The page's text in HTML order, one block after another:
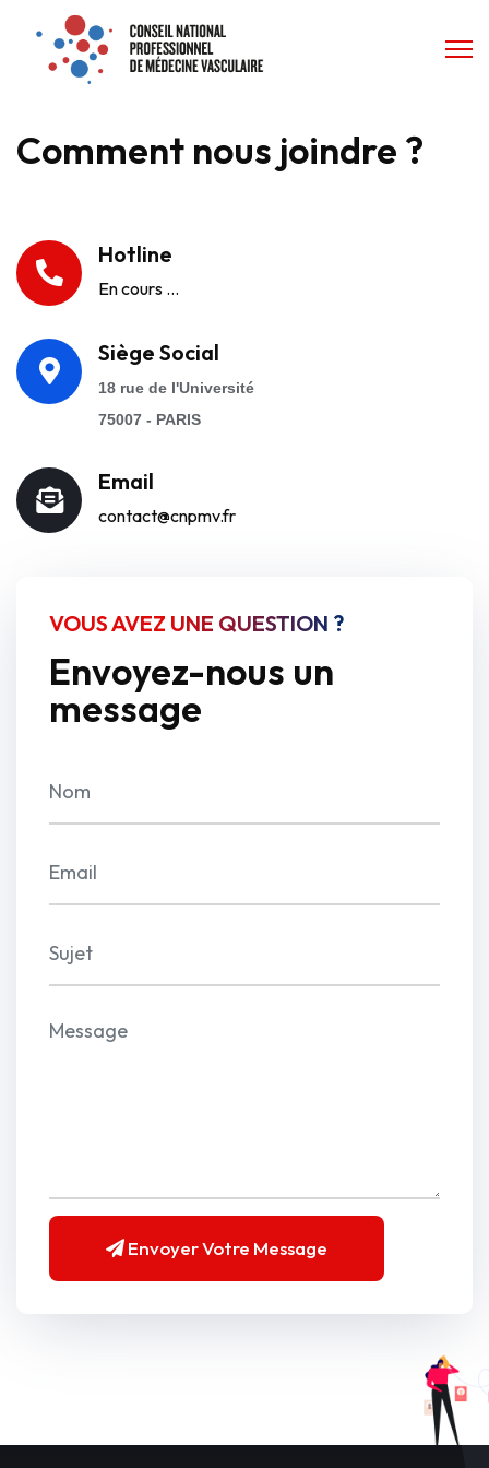
Comment nous joindre ?
Hotline
En cours ...
Siège Social
18 rue de l'Université
75007 - PARIS
Email
contact@cnpmv.fr
VOUS AVEZ UNE QUESTION ?
Envoyez-nous un
message
Envoyer Votre Message